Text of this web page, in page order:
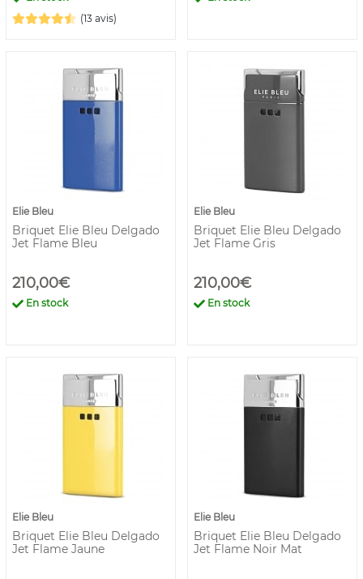
(13 avis)
Elie Bleu
Briquet Elie Bleu Delgado
Jet Flame Bleu
210,00€
En stock
Elie Bleu
Briquet Elie Bleu Delgado
Jet Flame Gris
210,00€
En stock
Elie Bleu
Briquet Elie Bleu Delgado
Jet Flame Jaune
Elie Bleu
Briquet Elie Bleu Delgado
Jet Flame Noir Mat